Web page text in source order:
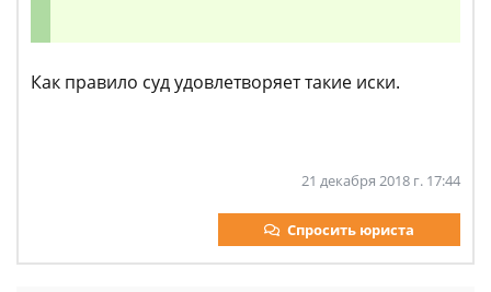
Как правило суд удовлетворяет такие иски.
21 декабря 2018 г. 17:44
Спросить юриста